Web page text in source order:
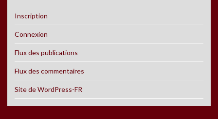
Inscription
Connexion
Flux des publications
Flux des commentaires
Site de WordPress-FR